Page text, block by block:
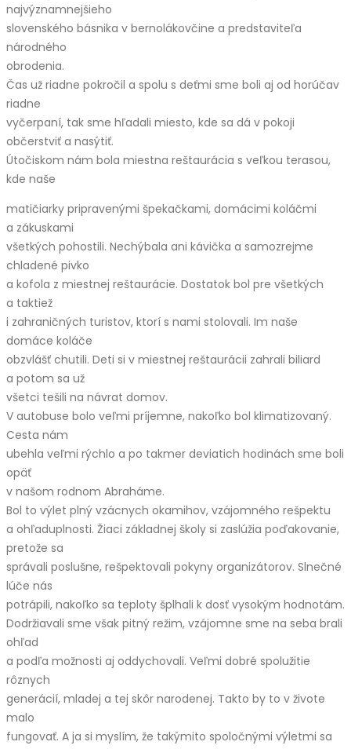
najvýznamnejšieho
slovenského básnika v bernolákovčine a predstaviteľa
národného
obrodenia.
Čas už riadne pokročil a spolu s deťmi sme boli aj od horúčav
riadne
vyčerpaní, tak sme hľadali miesto, kde sa dá v pokoji
občerstviť a nasýtiť.
Útočiskom nám bola miestna reštaurácia s veľkou terasou,
kde naše
matičiarky pripravenými špekačkami, domácimi koláčmi
a zákuskami
všetkých pohostili. Nechýbala ani kávička a samozrejme
chladené pivko
a kofola z miestnej reštaurácie. Dostatok bol pre všetkých
a taktiež
i zahraničných turistov, ktorí s nami stolovali. Im naše
domáce koláče
obzvlášť chutili. Deti si v miestnej reštaurácii zahrali biliard
a potom sa už
všetci tešili na návrat domov.
V autobuse bolo veľmi príjemne, nakoľko bol klimatizovaný.
Cesta nám
ubehla veľmi rýchlo a po takmer deviatich hodinách sme boli
opäť
v našom rodnom Abraháme.
Bol to výlet plný vzácnych okamihov, vzájomného rešpektu
a ohľaduplnosti. Žiaci základnej školy si zaslúžia poďakovanie,
pretože sa
správali poslušne, rešpektovali pokyny organizátorov. Slnečné
lúče nás
potrápili, nakoľko sa teploty šplhali k dosť vysokým hodnotám.
Dodržiavali sme však pitný režim, vzájomne sme na seba brali
ohľad
a podľa možnosti aj oddychovali. Veľmi dobré spolužitie
rôznych
generácií, mladej a tej skôr narodenej. Takto by to v živote
malo
fungovať. A ja si myslím, že takýmito spoločnými výletmi sa